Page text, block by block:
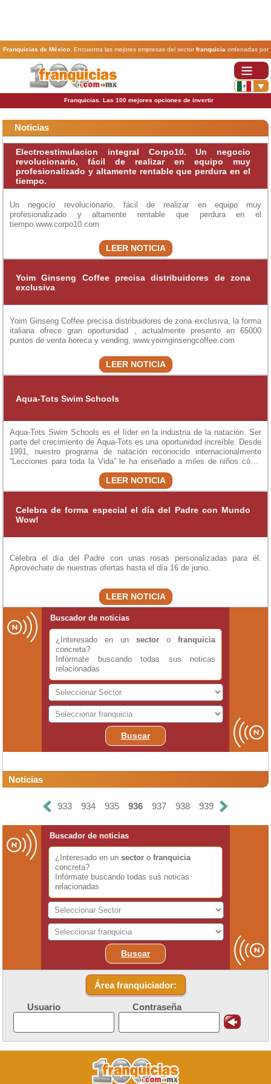
Franquicias de México. Encuentra las mejores empresas del sectorfranquicia ordenadas por
actividad. En www.100franquicias.com.mx encontrarás las más rentables, baratas y
Franquicias. Las 100 mejores opciones de invertir
Noticias
Electroestimulacion integral Corpo10. Un negocio
revolucionario, fácil de realizar en equipo muy
profesionalizado y altamente rentable que perdura en el
tiempo.
Un negocio revolucionario, fácil de realizar en equipo muy
profesionalizado y altamente rentable que perdura en el
tiempo.www.corpo10.com
LEER NOTICIA
Yoim Ginseng Coffee precisa distribuidores de zona
exclusiva
Yoim Ginseng Coffee precisa distribuidores de zona exclusiva, la forma
italiana ofrece gran oportunidad , actualmente presente en 65000
puntos de venta horeca y vending, www.yoimginsengcoffee.com
LEER NOTICIA
Aqua-Tots Swim Schools
Aqua-Tots Swim Schools es el líder en la industria de la natación. Ser
parte del crecimiento de Aqua-Tots es una oportunidad increíble. Desde
1991, nuestro programa de natación reconocido internacionalmente
“Lecciones para toda la Vida” le ha enseñado a miles de niños cómo
nadar con seguridad. Los franquiciatarios de Aqua-Tots provienen de
todo tipo de familias y estilos de vida, pero todos comparten la misma
pasión: ser empresarios y ayudar a niños a adquirir habilidades que
LEER NOTICIA
Celebra de forma especial el día del Padre con Mundo
Wow!
Celebra el día del Padre con unas rosas personalizadas para él.
Aprovéchate de nuestras ofertas hasta el día 16 de junio.
LEER NOTICIA
Buscador de noticias
¿Interesado en un sector o franquicia
concreta?
Infórmate buscando todas sus noticas
relacionadas
Buscar
Noticias
933 934 935 936 937 938 939
Buscador de noticias
¿Interesado en un sector o franquicia
concreta?
Infórmate buscando todas sus noticas
relacionadas
Buscar
Área franquiciador:
Usuario Contraseña